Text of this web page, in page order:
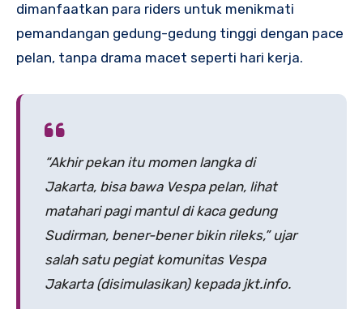
dimanfaatkan para riders untuk menikmati
pemandangan gedung-gedung tinggi dengan pace
pelan, tanpa drama macet seperti hari kerja.
“Akhir pekan itu momen langka di
Jakarta, bisa bawa Vespa pelan, lihat
matahari pagi mantul di kaca gedung
Sudirman, bener-bener bikin rileks,” ujar
salah satu pegiat komunitas Vespa
Jakarta (disimulasikan) kepada jkt.info.